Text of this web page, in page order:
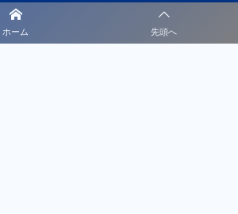
ホーム 先頭へ
！準決勝、5位決定1回戦 8/8結果速報！
スリーグ九州2026（Iリーグ九州）8/6～8開催予